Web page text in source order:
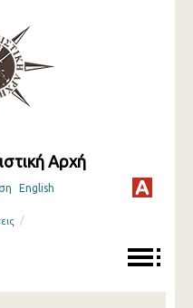
Αρχή
English
/